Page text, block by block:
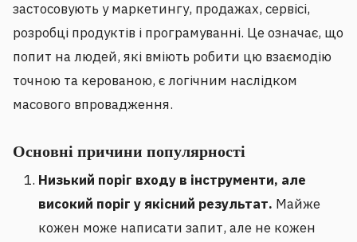
застосовують у маркетингу, продажах, сервісі,
розробці продуктів і програмуванні. Це означає, що
попит на людей, які вміють робити цю взаємодію
точною та керованою, є логічним наслідком
масового впровадження.
Основні причини популярності
Низький поріг входу в інструменти, але
високий поріг у якісний результат. Майже
кожен може написати запит, але не кожен